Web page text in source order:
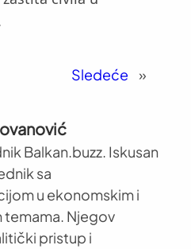
Sledeće »
Balkan.buzz. Iskusan
sa
u ekonomskim i
temama. Njegov
pristup i